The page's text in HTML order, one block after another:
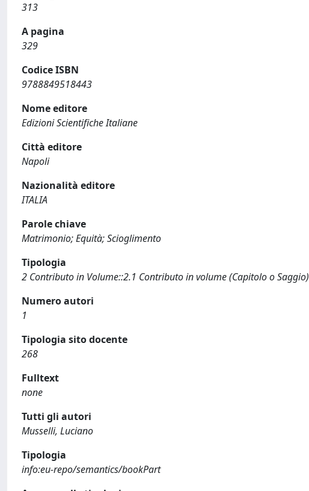
313
A pagina
329
Codice ISBN
9788849518443
Nome editore
Edizioni Scientifiche Italiane
Città editore
Napoli
Nazionalità editore
ITALIA
Parole chiave
Matrimonio; Equità; Scioglimento
Tipologia
2 Contributo in Volume::2.1 Contributo in volume (Capitolo o Saggio)
Numero autori
1
Tipologia sito docente
268
Fulltext
none
Tutti gli autori
Musselli, Luciano
Tipologia
info:eu-repo/semantics/bookPart